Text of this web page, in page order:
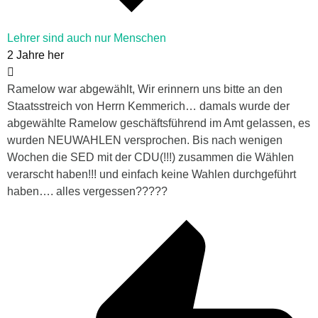
Lehrer sind auch nur Menschen
2 Jahre her
Ramelow war abgewählt, Wir erinnern uns bitte an den
Staatsstreich von Herrn Kemmerich… damals wurde der
abgewählte Ramelow geschäftsführend im Amt gelassen, es
wurden NEUWAHLEN versprochen. Bis nach wenigen
Wochen die SED mit der CDU(!!!) zusammen die Wählen
verarscht haben!!! und einfach keine Wahlen durchgeführt
haben…. alles vergessen?????